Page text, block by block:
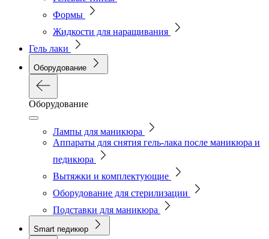
Формы
Жидкости для наращивания
Гель лаки
Оборудование
Оборудование
Лампы для маникюра
Аппараты для снятия гель-лака после маникюра и
педикюра
Вытяжки и комплектующие
Оборудование для стерилизации
Подставки для маникюра
Smart педикюр